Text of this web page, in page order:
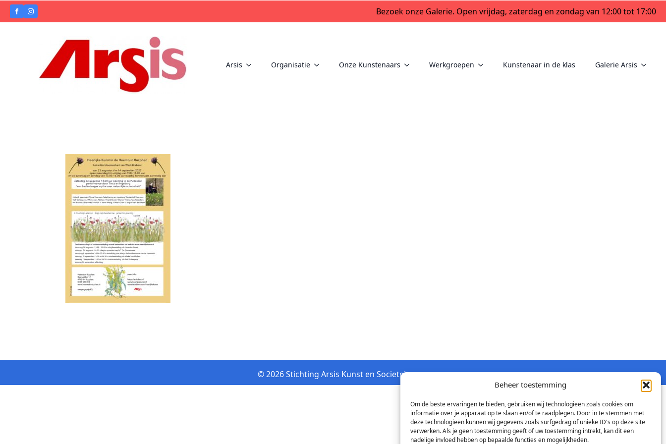
Beheer toestemming
Om de beste ervaringen te bieden, gebruiken wij technologieën zoals cookies om
informatie over je apparaat op te slaan en/of te raadplegen. Door in te stemmen met
deze technologieën kunnen wij gegevens zoals surfgedrag of unieke ID's op deze site
verwerken. Als je geen toestemming geeft of uw toestemming intrekt, kan dit een
nadelige invloed hebben op bepaalde functies en mogelijkheden.
Bezoek onze Galerie. Open vrijdag, zaterdag en zondag van 12:00 tot 17:00
Arsis Organisatie Onze Kunstenaars Werkgroepen Kunstenaar in de klas Galerie Arsis
© 2026 Stichting Arsis Kunst en Societeit